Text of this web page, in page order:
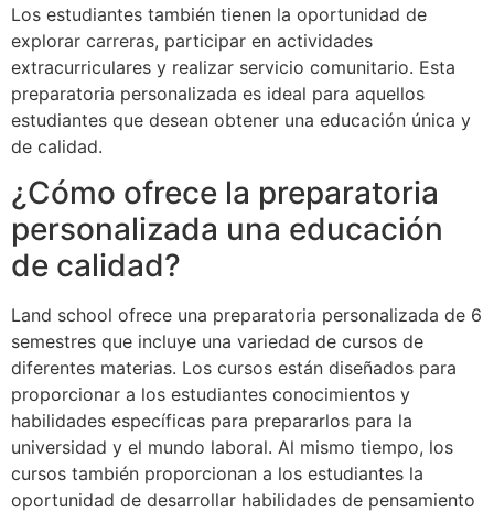
Los estudiantes también tienen la oportunidad de
explorar carreras, participar en actividades
extracurriculares y realizar servicio comunitario. Esta
preparatoria personalizada es ideal para aquellos
estudiantes que desean obtener una educación única y
de calidad.
¿Cómo ofrece la preparatoria
personalizada una educación
de calidad?
Land school ofrece una preparatoria personalizada de 6
semestres que incluye una variedad de cursos de
diferentes materias. Los cursos están diseñados para
proporcionar a los estudiantes conocimientos y
habilidades específicas para prepararlos para la
universidad y el mundo laboral. Al mismo tiempo, los
cursos también proporcionan a los estudiantes la
oportunidad de desarrollar habilidades de pensamiento